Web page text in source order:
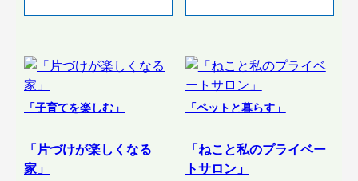
「子育てを楽しむ」
「片づけが楽しくなる
家」
「ペットと暮らす」
「ねこと私のプライベー
トサロン」